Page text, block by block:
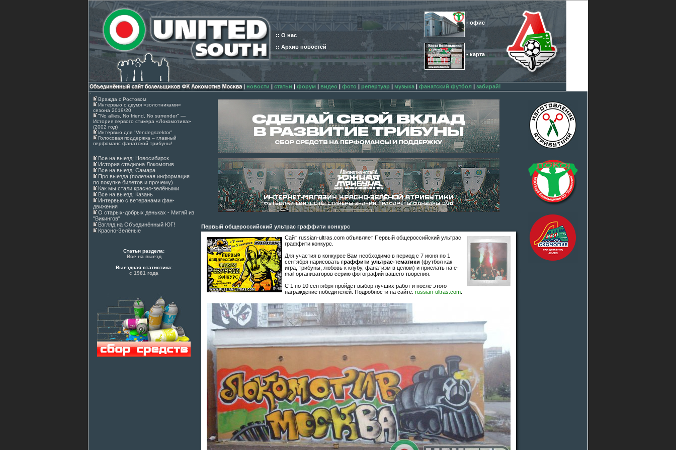
:: О нас
:: Архив новостей
- офис
- карта
| новости | статьи | форум | видео | фото | репертуар | музыка | фанатский футбол | забирай!
Вражда с Ростовом
Интервью с двумя «золотниками»
сезона 2019/20
"No allies, No friend, No surrender" —
История первого стикера «Локомотива»
(2002 год)
Интервью для "Vendegszektor"
Голосовая поддержка – главный
перфоманс фанатской трибуны!
Все на выезд: Новосибирск
История стадиона Локомотив
Все на выезд: Самара
Про выезда (полезная информация
по покупке билетов и прочему)
Как мы стали красно-зелёными
Все на выезд: Казань
Интервью с ветеранами фан-
движения
О старых-добрых деньках - Митяй из
"Викингов"
Взгляд на Объединённый ЮГ!
Красно-Зелёные
Статьи раздела:
Все на выезд
Выездная статистика:
с 1981 года
Первый общероссийский ультрас граффити конкурс
Сайт russian-ultras.com объявляет Первый общероссийский ультрас
граффити конкурс.
Для участия в конкурсе Вам необходимо в период с 7 июня по 1
сентября нарисовать граффити ультрас-тематики (футбол как
игра, трибуны, любовь к клубу, фанатизм в целом) и прислать на e-
mail организаторов серию фотографий вашего творения.
С 1 по 10 сентября пройдёт выбор лучших работ и после этого
награждение победителей. Подробности на сайте: russian-ultras.com